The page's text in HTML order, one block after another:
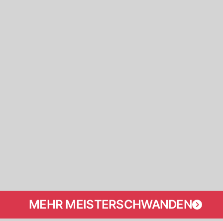
MEHR MEISTERSCHWANDEN